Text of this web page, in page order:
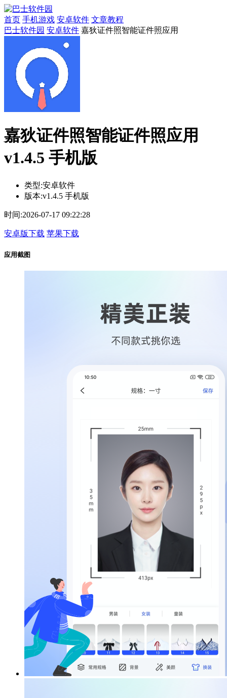
首页 手机游戏 安卓软件 文章教程
巴士软件园 安卓软件 嘉狄证件照智能证件照应用
嘉狄证件照智能证件照应用
v1.4.5 手机版
类型:安卓软件
版本:v1.4.5 手机版
时间:2026-07-17 09:22:28
安卓版下载 苹果下载
应用截图